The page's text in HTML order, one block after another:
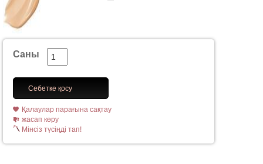
Саны
Себетке қосу
Қалаулар парағына сақтау
жасап көру
Мінсіз түсіңді тап!